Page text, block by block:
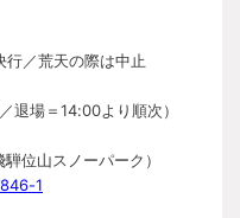
止です。
置や帰宅途中での投棄は
させていただく可能性が
アの取材も予定してお
／荒天の際は中止
場＝14:00より順次）
位山スノーパーク）
1